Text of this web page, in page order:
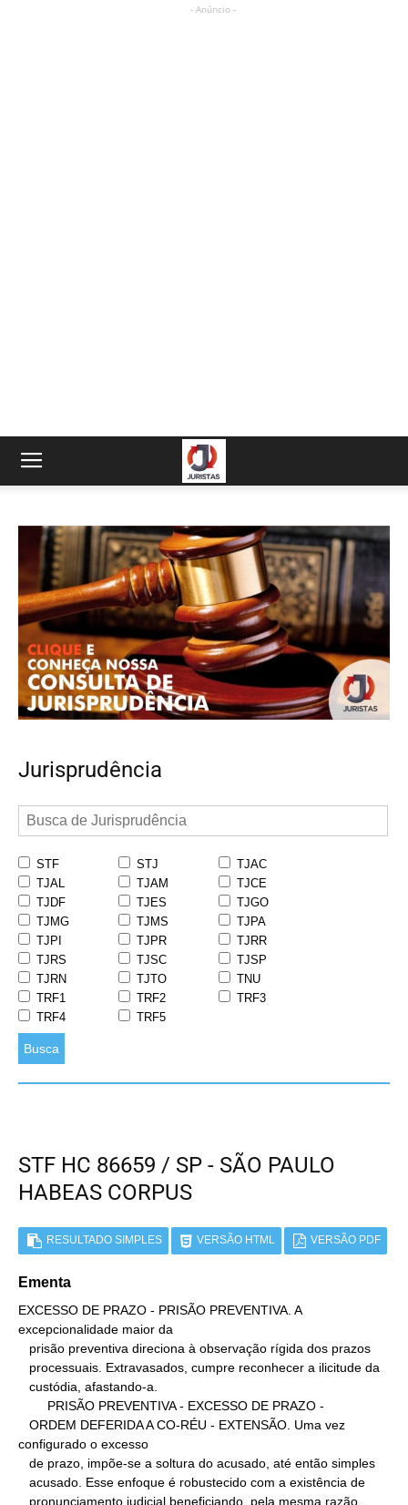
- Anúncio -
Jurisprudência
STF STJ
TJAC
TJAL
TJAM
TJCE
TJDF
TJES
TJGO
TJMG
TJMS
TJPA
TJPI
TJPR
TJRR
TJRS
TJSC
TJSP
TJRN
TJTO
TNU
TRF1
TRF2
TRF3
TRF4
TRF5
Busca
STF HC 86659 / SP - SÃO PAULO
HABEAS CORPUS
RESULTADO SIMPLES VERSÃO HTML VERSÃO PDF
Ementa
EXCESSO DE PRAZO - PRISÃO PREVENTIVA. A
excepcionalidade maior da
configurado o excesso